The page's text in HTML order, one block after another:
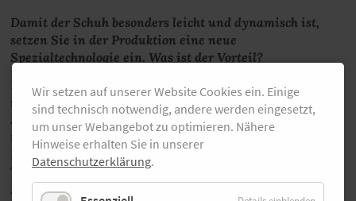
Damit der Schuh besonders leicht und dynamisch ist,
setzen Sie in der Produktion eine neue
Spezialtechnologie ein. Was ist der Vorteil?
Diadora hat für die Mittelsohle des Equipe Atomo eine
spezielle neue Mischung entwickelt, die treffend DD
Anima – italienisch für Seele – genannt wird und für
maximale Reaktionsfähigkeit gepaart mit höchster
Leichtigkeit und Dämpfung steht. Dank der neuen
Technologie, die jahrelang entwickelt wurde, bietet DD
Anima sowohl Dynamik als auch Dämpfung. Das
Wir setzen auf unserer Website Cookies ein. Einige
sind technisch notwendig, andere werden eingesetzt,
um unser Webangebot zu optimieren. Nähere
Hinweise erhalten Sie in unserer
Datenschutzerklärung.